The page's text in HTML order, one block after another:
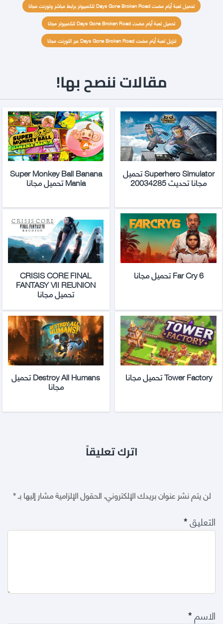
تحميل لعبة أيام مضت Days Gone Broken Road للكمبيوتر برابط مباشر وتورنت مجانا
تحميل لعبة أيام مضت Days Gone Broken Road للكمبيوتر مجانا
تنزيل لعبة أيام مضت Days Gone Broken Road عبر التورنت مجانا
مقالات ننصح بها!
Superhero Simulator تحميل
مجانا تحديث 20034285
Super Monkey Ball Banana
Mania تحميل مجانا
Far Cry 6 تحميل مجانا CRISIS CORE FINAL
FANTASY VII REUNION
تحميل مجانا
Tower Factory تحميل مجانا Destroy All Humans تحميل
مجانا
اترك تعليقاً
لن يتم نشر عنوان بريدك الإلكتروني.الحقول الإلزامية مشار إليها بـ*
التعليق*
الاسم*